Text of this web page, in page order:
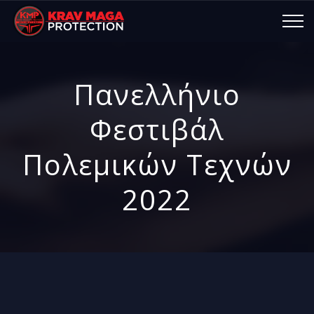
Πανελλήνιο
Φεστιβάλ
Πολεμικών Τεχνών
2022